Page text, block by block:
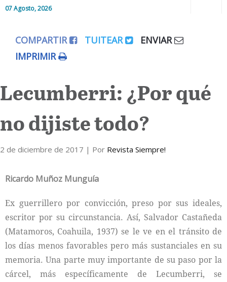
07 Agosto, 2026
Editorial
Colaboradores
Internacional
Cultura
COMPARTIR TUITEAR
ENVIAR
IMPRIMIR
Lecumberri: ¿Por qué
no dijiste todo?
2 de diciembre de 2017 | Por Revista Siempre!
Ricardo Muñoz Munguía
Ex guerrillero por convicción, preso por sus ideales,
escritor por su circunstancia. Así, Salvador Castañeda
(Matamoros, Coahuila, 1937) se le ve en el tránsito de
los días menos favorables pero más sustanciales en su
memoria. Una parte muy importante de su paso por la
cárcel, más específicamente de Lecumberri, se